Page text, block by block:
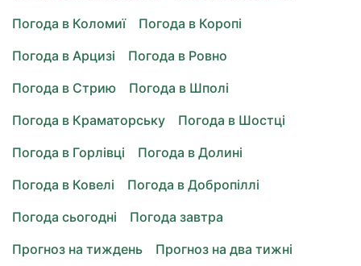
Погода в Коломиї
Погода в Коропі
Погода в Арцизі
Погода в Ровно
Погода в Стрию
Погода в Шполі
Погода в Краматорську
Погода в Шостці
Погода в Горлівці
Погода в Долині
Погода в Ковелі
Погода в Добропіллі
Погода сьогодні
Погода завтра
Прогноз на тиждень
Прогноз на два тижні